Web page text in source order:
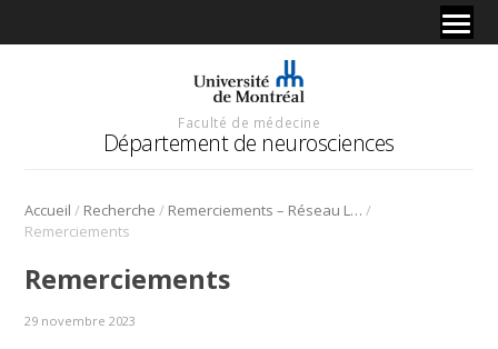
Faculté de médecine
Département de neurosciences
Accueil / Recherche / Remerciements – Réseau LAB 2023 /
Remerciements
Remerciements
29 novembre 2023